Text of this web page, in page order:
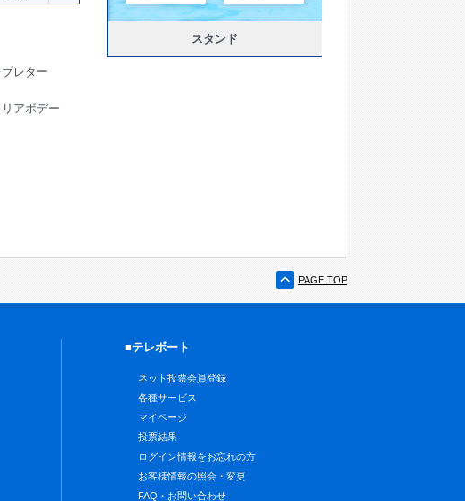
レター
アボデー
スタンド
PAGE TOP
■テレボート
ネット投票会員登録
各種サービス
マイページ
投票結果
ログイン情報をお忘れの方
お客様情報の照会・変更
FAQ・お問い合わせ